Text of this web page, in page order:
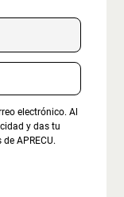
electrónico. Al
y das tu
APRECU.